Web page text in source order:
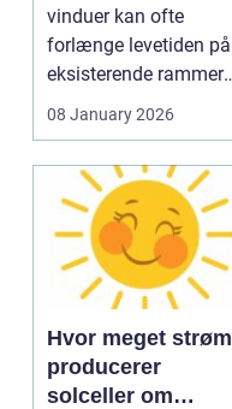
vinduer kan ofte
forlænge levetiden på
eksisterende rammer
08 January 2026
Hvor meget strøm
producerer
solceller om